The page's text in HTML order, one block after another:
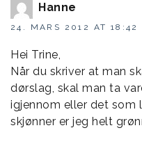
Hanne
24. MARS 2012 AT 18:42
Hei Trine,
Når du skriver at man
dørslag, skal man ta
igjennom eller det som
skjønner er jeg helt